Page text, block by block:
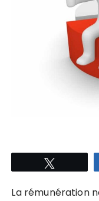
La rémunération